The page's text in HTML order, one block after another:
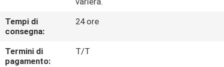
CONTATTICI
Tempi di
consegna:
24 ore
Termini di
pagamento:
T/T